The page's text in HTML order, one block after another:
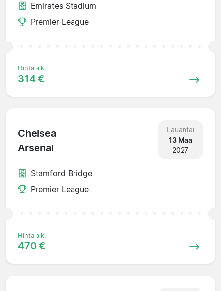
Emirates Stadium
Premier League
Hinta alk.
314 €
Chelsea
Arsenal
Lauantai
13 Maa
2027
Stamford Bridge
Premier League
Hinta alk.
470 €